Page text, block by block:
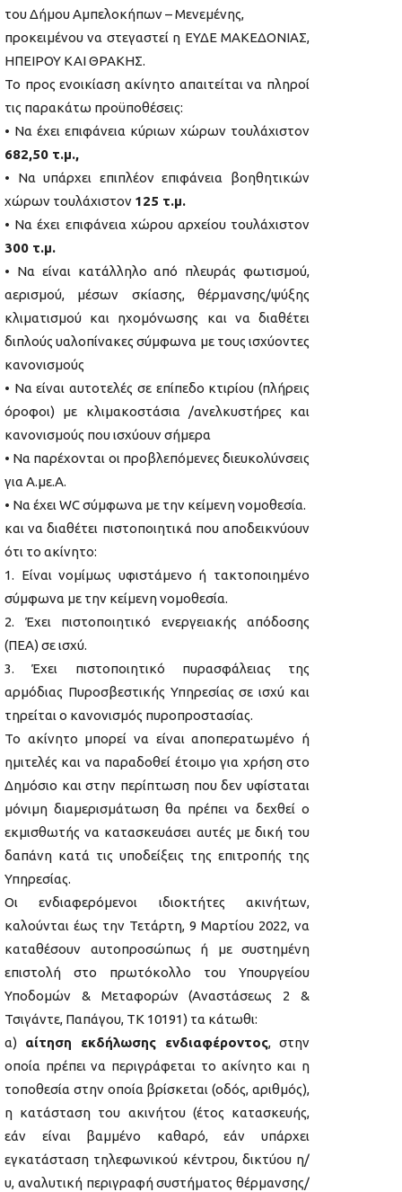
του Δήμου Αμπελοκήπων – Μενεμένης,
προκειμένου να στεγαστεί η ΕΥΔΕ ΜΑΚΕΔΟΝΙΑΣ,
ΗΠΕΙΡΟΥ ΚΑΙ ΘΡΑΚΗΣ.
Το προς ενοικίαση ακίνητο απαιτείται να πληροί
τις παρακάτω προϋποθέσεις:
• Να έχει επιφάνεια κύριων χώρων τουλάχιστον
682,50 τ.μ.,
• Να υπάρχει επιπλέον επιφάνεια βοηθητικών
χώρων τουλάχιστον 125 τ.μ.
• Να έχει επιφάνεια χώρου αρχείου τουλάχιστον
300 τ.μ.
• Να είναι κατάλληλο από πλευράς φωτισμού,
αερισμού, μέσων σκίασης, θέρμανσης/ψύξης
κλιματισμού και ηχομόνωσης και να διαθέτει
διπλούς υαλοπίνακες σύμφωνα με τους ισχύοντες
κανονισμούς
• Να είναι αυτοτελές σε επίπεδο κτιρίου (πλήρεις
όροφοι) με κλιμακοστάσια /ανελκυστήρες και
κανονισμούς που ισχύουν σήμερα
• Να παρέχονται οι προβλεπόμενες διευκολύνσεις
για Α.με.Α.
• Να έχει WC σύμφωνα με την κείμενη νομοθεσία.
και να διαθέτει πιστοποιητικά που αποδεικνύουν
ότι το ακίνητο:
1. Είναι νομίμως υφιστάμενο ή τακτοποιημένο
σύμφωνα με την κείμενη νομοθεσία.
2. Έχει πιστοποιητικό ενεργειακής απόδοσης
(ΠΕΑ) σε ισχύ.
3. Έχει πιστοποιητικό πυρασφάλειας της
αρμόδιας Πυροσβεστικής Υπηρεσίας σε ισχύ και
τηρείται ο κανονισμός πυροπροστασίας.
Το ακίνητο μπορεί να είναι αποπερατωμένο ή
ημιτελές και να παραδοθεί έτοιμο για χρήση στο
Δημόσιο και στην περίπτωση που δεν υφίσταται
μόνιμη διαμερισμάτωση θα πρέπει να δεχθεί ο
εκμισθωτής να κατασκευάσει αυτές με δική του
δαπάνη κατά τις υποδείξεις της επιτροπής της
Υπηρεσίας.
Οι ενδιαφερόμενοι ιδιοκτήτες ακινήτων,
καλούνται έως την Τετάρτη, 9 Μαρτίου 2022, να
καταθέσουν αυτοπροσώπως ή με συστημένη
επιστολή στο πρωτόκολλο του Υπουργείου
Υποδομών & Μεταφορών (Αναστάσεως 2 &
Τσιγάντε, Παπάγου, ΤΚ 10191) τα κάτωθι:
α) αίτηση εκδήλωσης ενδιαφέροντος, στην
οποία πρέπει να περιγράφεται το ακίνητο και η
τοποθεσία στην οποία βρίσκεται (οδός, αριθμός),
η κατάσταση του ακινήτου (έτος κατασκευής,
εάν είναι βαμμένο καθαρό, εάν υπάρχει
εγκατάσταση τηλεφωνικού κέντρου, δικτύου η/
υ, αναλυτική περιγραφή συστήματος θέρμανσης/